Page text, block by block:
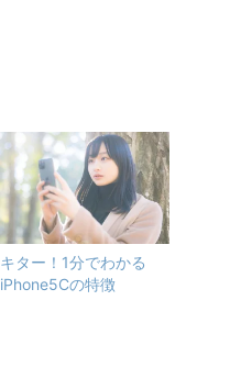
キター！1分でわかる
iPhone5Cの特徴